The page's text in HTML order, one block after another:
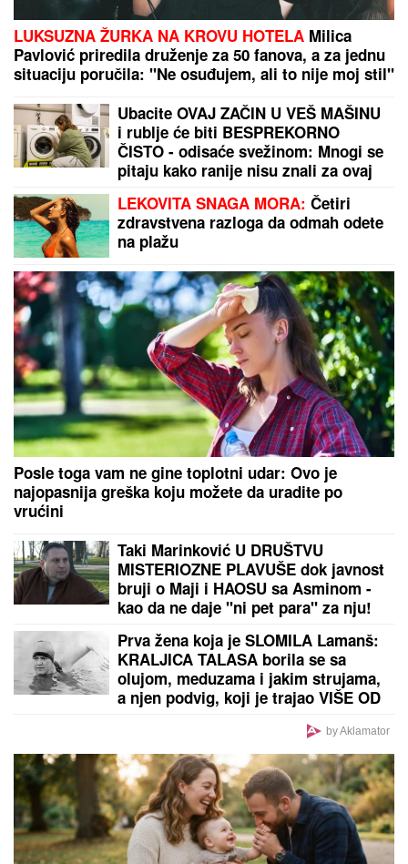
LUKSUZNA ŽURKA NA KROVU HOTELA Milica
Pavlović priredila druženje za 50 fanova, a za jednu
situaciju poručila: "Ne osuđujem, ali to nije moj stil"
Ubacite OVAJ ZAČIN U VEŠ MAŠINU
i rublje će biti BESPREKORNO
ČISTO - odisaće svežinom: Mnogi se
pitaju kako ranije nisu znali za ovaj
LEKOVITA SNAGA MORA: Četiri
zdravstvena razloga da odmah odete
na plažu
Posle toga vam ne gine toplotni udar: Ovo je
najopasnija greška koju možete da uradite po
vrućini
Taki Marinković U DRUŠTVU
MISTERIOZNE PLAVUŠE dok javnost
bruji o Maji i HAOSU sa Asminom -
kao da ne daje "ni pet para" za nju!
Prva žena koja je SLOMILA Lamanš:
KRALJICA TALASA borila se sa
olujom, meduzama i jakim strujama,
a njen podvig, koji je trajao VIŠE OD
by Aklamator